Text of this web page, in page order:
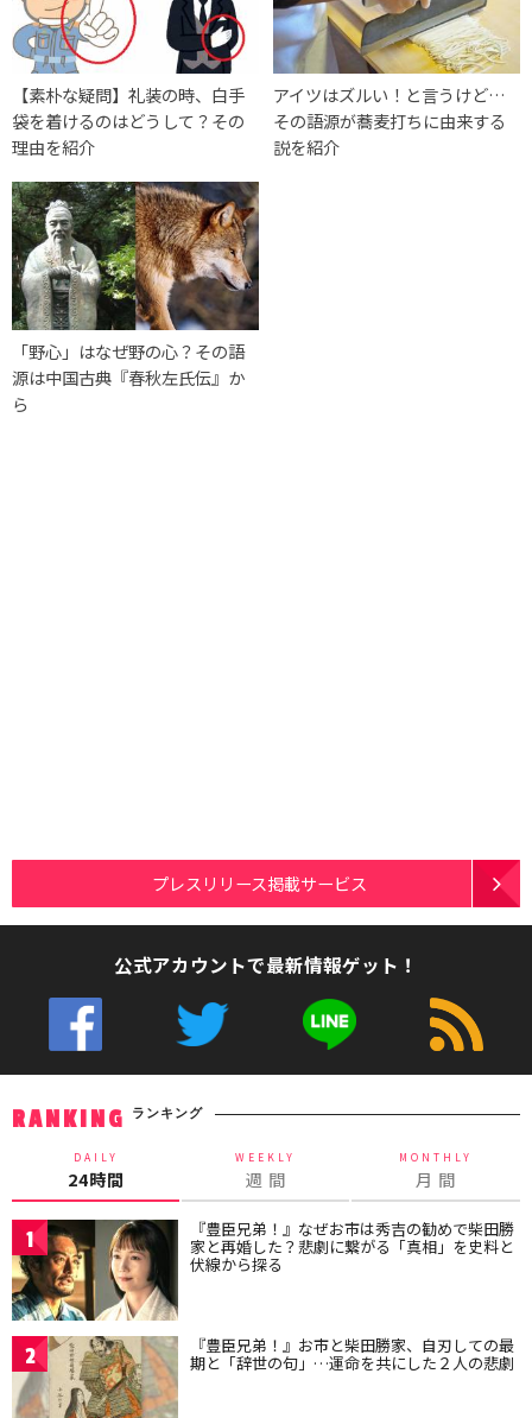
【素朴な疑問】礼装の時、白手
袋を着けるのはどうして？その
理由を紹介
アイツはズルい！と言うけど…
その語源が蕎麦打ちに由来する
説を紹介
「野心」はなぜ野の心？その語
源は中国古典『春秋左氏伝』か
ら
プレスリリース掲載サービス
公式アカウントで最新情報ゲット！
RANKING ランキング
DAILY
24時間
WEEKLY
週 間
MONTHLY
月 間
1 『豊臣兄弟！』なぜお市は秀吉の勧めで柴田勝
家と再婚した？悲劇に繋がる「真相」を史料と
伏線から探る
2 『豊臣兄弟！』お市と柴田勝家、自刃しての最
期と「辞世の句」…運命を共にした２人の悲劇